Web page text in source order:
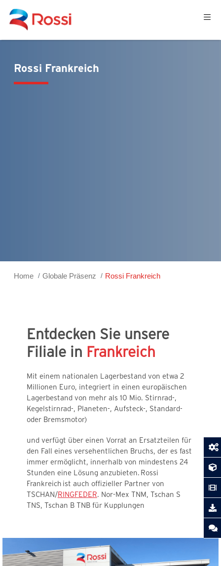
Rossi Frankreich
Home Globale Präsenz Rossi Frankreich
Entdecken Sie unsere
Filiale in Frankreich
Mit einem nationalen Lagerbestand von etwa 2
Millionen Euro, integriert in einen europäischen
Lagerbestand von mehr als 10 Mio. Stirnrad-,
Kegelstirnrad-, Planeten-, Aufsteck-, Standard-
oder Bremsmotor)
und verfügt über einen Vorrat an Ersatzteilen für
den Fall eines versehentlichen Bruchs, der es fast
immer ermöglicht, innerhalb von mindestens 24
Stunden eine Lösung anzubieten. Rossi
Frankreich ist auch offizieller Partner von
TSCHAN/RINGFEDER. Nor-Mex TNM, Tschan S
TNS, Tschan B TNB für Kupplungen